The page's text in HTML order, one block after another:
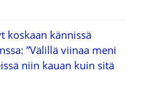
koskaan kännissä
”Välillä viinaa meni
niin kauan kuin sitä